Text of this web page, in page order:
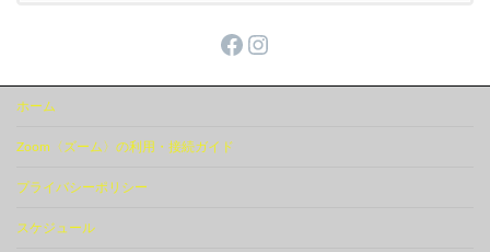
Facebook
Instagram
ホーム
Zoom〈ズーム〉の利用・接続ガイド
プライバシーポリシー
スケジュール